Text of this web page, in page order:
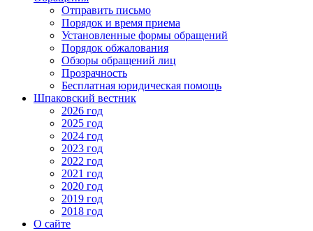
Отправить письмо
Порядок и время приема
Установленные формы обращений
Порядок обжалования
Обзоры обращений лиц
Прозрачность
Бесплатная юридическая помощь
Шпаковский вестник
2026 год
2025 год
2024 год
2023 год
2022 год
2021 год
2020 год
2019 год
2018 год
О сайте